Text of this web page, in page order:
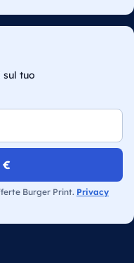
tuo
€
Burger Print. Privacy